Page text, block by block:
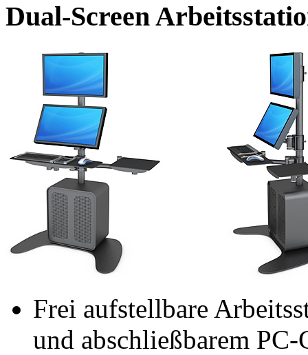
Dual-Screen
Frei aufstellbare
und abschließbarem PC-